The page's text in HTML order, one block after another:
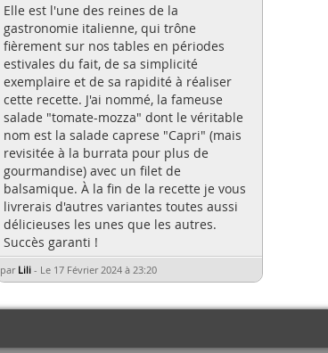
Elle est l'une des reines de la
gastronomie italienne, qui trône
fièrement sur nos tables en périodes
estivales du fait, de sa simplicité
exemplaire et de sa rapidité à réaliser
cette recette. J'ai nommé, la fameuse
salade "tomate-mozza" dont le véritable
nom est la salade caprese "Capri" (mais
revisitée à la burrata pour plus de
gourmandise) avec un filet de
balsamique. À la fin de la recette je vous
livrerais d'autres variantes toutes aussi
délicieuses les unes que les autres.
Succès garanti !
par Lili - Le 17 Février 2024 à 23:20